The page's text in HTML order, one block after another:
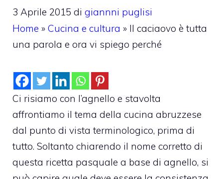
3 Aprile 2015 di giannni puglisi
Home » Cucina e cultura » Il caciaovo è tutta
una parola e ora vi spiego perché
Ci risiamo con l’agnello e stavolta
affrontiamo il tema della cucina abruzzese
dal punto di vista terminologico, prima di
tutto. Soltanto chiarendo il nome corretto di
questa ricetta pasquale a base di agnello, si